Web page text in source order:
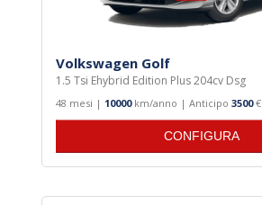
Volkswagen Golf
1.5 Tsi Ehybrid Edition Plus 204cv Dsg
48 mesi | 10000km/anno | Anticipo 3500€
CONFIGURA